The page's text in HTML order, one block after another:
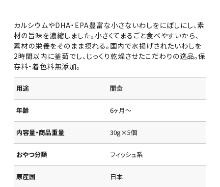
カルシウムやDHA・EPA豊富な小さないわしをにぼしにし、素
材の旨味を濃縮しました。小さくてまるごと食べやすいから、
素材の栄養をそのまま摂れる。国内で水揚げされたいわしを
2時間以内に釜茹でし、じっくり乾燥させたこだわりの逸品。保
存料・着色料無添加。
用途 間食
年齢 6ヶ月～
内容量・商品重量 30g×5個
おやつ分類 フィッシュ系
原産国 日本